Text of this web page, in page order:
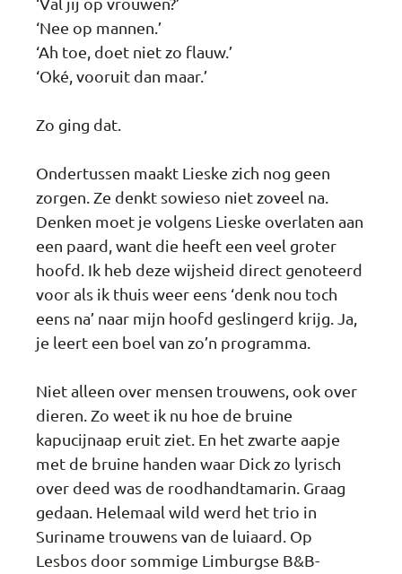
‘Nee op mannen.’
‘Ah toe, doet niet zo flauw.’
‘Oké, vooruit dan maar.’
Zo ging dat.
Ondertussen maakt Lieske zich nog geen
zorgen. Ze denkt sowieso niet zoveel na.
Denken moet je volgens Lieske overlaten aan
een paard, want die heeft een veel groter
hoofd. Ik heb deze wijsheid direct genoteerd
voor als ik thuis weer eens ‘denk nou toch
eens na’ naar mijn hoofd geslingerd krijg. Ja,
je leert een boel van zo’n programma.
Niet alleen over mensen trouwens, ook over
dieren. Zo weet ik nu hoe de bruine
kapucijnaap eruit ziet. En het zwarte aapje
met de bruine handen waar Dick zo lyrisch
over deed was de roodhandtamarin. Graag
gedaan. Helemaal wild werd het trio in
Suriname trouwens van de luiaard. Op
Lesbos door sommige Limburgse B&B-